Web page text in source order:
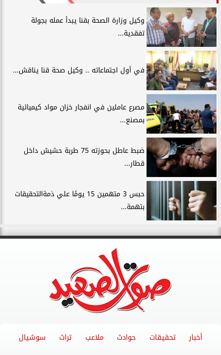
وكيل وزارة الصحة بقنا يبدأ عمله بجولة
تفقدية...
في أول اجتماعاته .. وكيل صحة قنا يناقش...
مصرع عاملين في انفجار خزان مواد كيميائية
بمصنع...
ضبط عاطل بحوزته 75 طربة حشيش داخل
قطار...
حبس 3 متهمين 15 يومًا علي ذمةالتحقيقات
بتهمة...
أخبار تحقيقات حوادث ملاعب تراث سوشيال